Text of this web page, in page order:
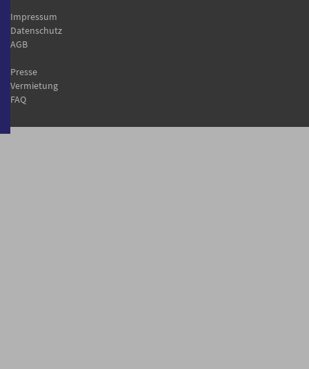
Impressum
Datenschutz
AGB
Presse
Vermietung
FAQ